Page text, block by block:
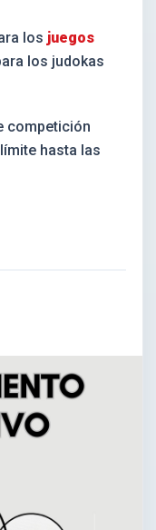
los juegos
los judokas
competición
hasta las